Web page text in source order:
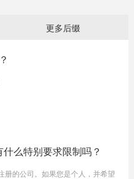
更多后缀
么特别要求限制吗？
册的公司。如果您是个人，并希望